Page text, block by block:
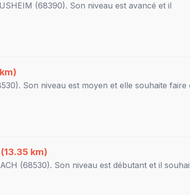
(68390). Son niveau est avancé et il
Son niveau est moyen et elle souhaite faire
(13.35 km)
(68530). Son niveau est débutant et il